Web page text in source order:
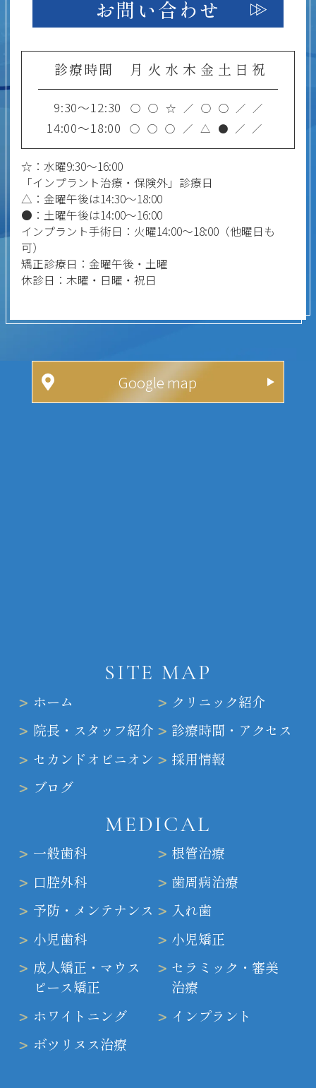
お問い合わせ
診療時間 月 火 水 木 金 土 日 祝
9:30～12:30 ○ ○ ☆ ／ ○ ○ ／ ／
14:00～18:00 ○ ○ ○ ／ △ ● ／ ／
☆：水曜9:30～16:00
「インプラント治療・保険外」診療日
△：金曜午後は14:30～18:00
●：土曜午後は14:00～16:00
インプラント手術日：火曜14:00～18:00（他曜日も
可）
矯正診療日：金曜午後・土曜
休診日：木曜・日曜・祝日
Google map
SITE MAP
ホーム クリニック紹介
院長・スタッフ紹介 診療時間・アクセス
セカンドオピニオン 採用情報
ブログ
MEDICAL
一般歯科
小児矯正
根管治療
成人矯正・マウス
ピース矯正
口腔外科
セラミック・審美
治療
歯周病治療
ホワイトニング
予防・メンテナンス
インプラント
入れ歯
ボツリヌス治療
小児歯科